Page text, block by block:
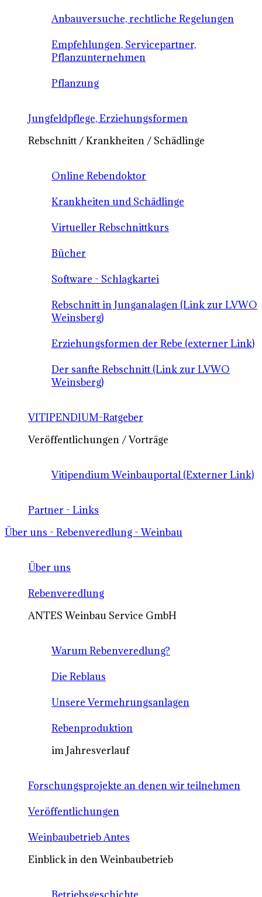
Anbauversuche, rechtliche Regelungen
Empfehlungen, Servicepartner,
Pflanzunternehmen
Pflanzung
Jungfeldpflege, Erziehungsformen
Rebschnitt / Krankheiten / Schädlinge
Online Rebendoktor
Krankheiten und Schädlinge
Virtueller Rebschnittkurs
Bücher
Software - Schlagkartei
Rebschnitt in Junganalagen (Link zur LVWO
Weinsberg)
Erziehungsformen der Rebe (externer Link)
Der sanfte Rebschnitt (Link zur LVWO
Weinsberg)
VITIPENDIUM-Ratgeber
Veröffentlichungen / Vorträge
Vitipendium Weinbauportal (Externer Link)
Partner - Links
Über uns - Rebenveredlung - Weinbau
Über uns
Rebenveredlung
ANTES Weinbau Service GmbH
Warum Rebenveredlung?
Die Reblaus
Unsere Vermehrungsanlagen
Rebenproduktion
im Jahresverlauf
Forschungsprojekte an denen wir teilnehmen
Veröffentlichungen
Weinbaubetrieb Antes
Einblick in den Weinbaubetrieb